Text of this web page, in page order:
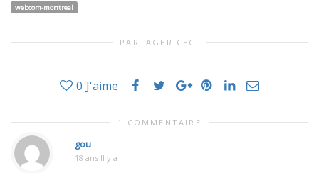
webcom-montreal
PARTAGER CECI
0 J'aime
1 COMMENTAIRE
gou
18 ans Il y a